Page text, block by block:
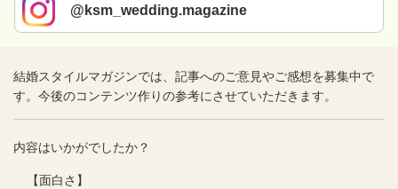
@ksm_wedding.magazine
結婚スタイルマガジンでは、記事へのご意見やご感想を募集中で
す。今後のコンテンツ作りの参考にさせていただきます。
内容はいかがでしたか？
【面白さ】